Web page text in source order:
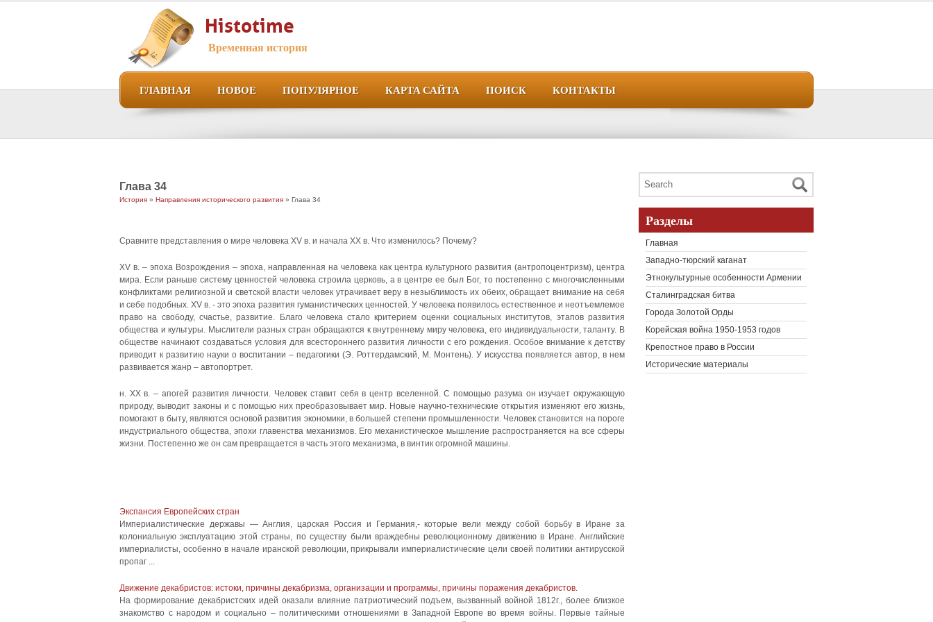
Histotime
Временная история
ГЛАВНАЯ НОВОЕ ПОПУЛЯРНОЕ КАРТА САЙТА ПОИСК КОНТАКТЫ
Глава 34
История » Направления исторического развития » Глава 34
Сравните представления о мире человека XV в. и начала XX в. Что изменилось? Почему?
XV в. – эпоха Возрождения – эпоха, направленная на человека как центра культурного развития (антропоцентризм), центра
мира. Если раньше систему ценностей человека строила церковь, а в центре ее был Бог, то постепенно с многочисленными
конфликтами религиозной и светской власти человек утрачивает веру в незыблимость их обеих, обращает внимание на себя
и себе подобных. XV в. - это эпоха развития гуманистических ценностей. У человека появилось естественное и неотъемлемое
право на свободу, счастье, развитие. Благо человека стало критерием оценки социальных институтов, этапов развития
общества и культуры. Мыслители разных стран обращаются к внутреннему миру человека, его индивидуальности, таланту. В
обществе начинают создаваться условия для всестороннего развития личности с его рождения. Особое внимание к детству
приводит к развитию науки о воспитании – педагогики (Э. Роттердамский, М. Монтень). У искусства появляется автор, в нем
развивается жанр – автопортрет.
н. ХХ в. – апогей развития личности. Человек ставит себя в центр вселенной. С помощью разума он изучает окружающую
природу, выводит законы и с помощью них преобразовывает мир. Новые научно-технические открытия изменяют его жизнь,
помогают в быту, являются основой развития экономики, в большей степени промышленности. Человек становится на пороге
индустриального общества, эпохи главенства механизмов. Его механистическое мышление распространяется на все сферы
жизни. Постепенно же он сам превращается в часть этого механизма, в винтик огромной машины.
Экспансия Европейских стран
Империалистические державы — Англия, царская Россия и Германия,- которые вели между собой борьбу в Иране за
колониальную эксплуатацию этой страны, по существу были враждебны революционному движению в Иране. Английские
империалисты, особенно в начале иранской революции, прикрывали империалистические цели своей политики антирусской
пропаг ...
Движение декабристов: истоки, причины декабризма, организации и программы, причины поражения декабристов.
На формирование декабристских идей оказали влияние патриотический подъем, вызванный войной 1812г., более близкое
знакомство с народом и социально – политическими отношениями в Западной Европе во время войны. Первые тайные
Разделы
Главная
Западно-тюрский каганат
Этнокультурные особенности Армении
Сталинградская битва
Города Золотой Орды
Корейская война 1950-1953 годов
Крепостное право в России
Исторические материалы